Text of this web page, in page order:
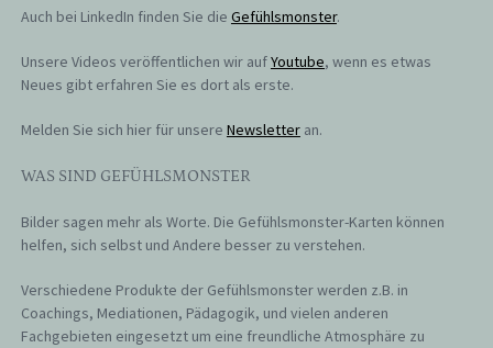
Auch bei LinkedIn finden Sie die Gefühlsmonster.
Unsere Videos veröffentlichen wir aufYoutube, wenn es etwas
Neues gibt erfahren Sie es dort als erste.
Melden Sie sich hier für unsere Newsletteran.
WAS SIND GEFÜHLSMONSTER
Bilder sagen mehr als Worte. Die Gefühlsmonster-Karten können
helfen, sich selbst und Andere besser zu verstehen.
Verschiedene Produkte der Gefühlsmonster werden z.B. in
Coachings, Mediationen, Pädagogik, und vielen anderen
Fachgebieten eingesetzt um eine freundliche Atmosphäre zu